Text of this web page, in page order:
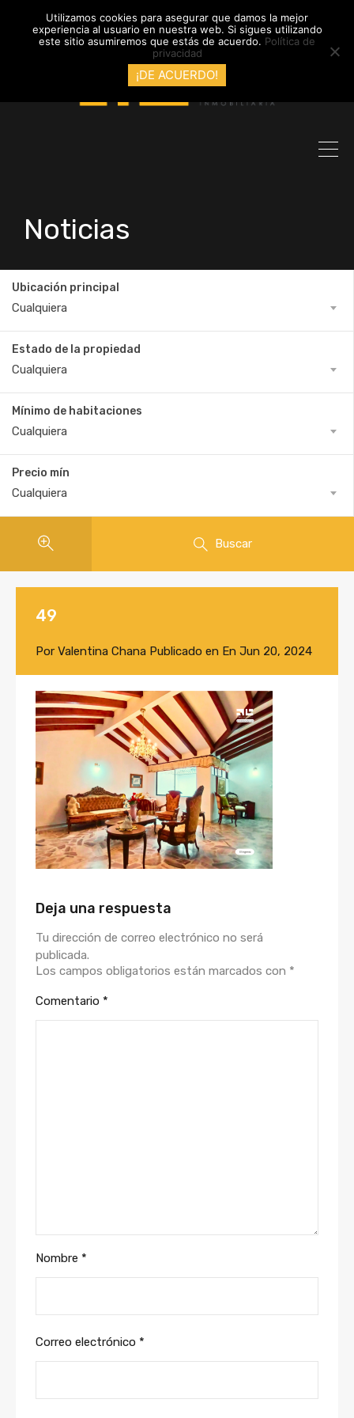
info@inmobiliariadyl.com
Noticias
Ubicación principal
Cualquiera
Estado de la propiedad
Cualquiera
Mínimo de habitaciones
Cualquiera
Precio mín
Cualquiera
Buscar
49
Por Valentina Chana Publicado en En Jun 20, 2024
Deja una respuesta
Tu dirección de correo electrónico no será
publicada.
Los campos obligatorios están marcados con *
Comentario *
Nombre *
Correo electrónico *
Utilizamos cookies para asegurar que damos la mejor
experiencia al usuario en nuestra web. Si sigues utilizando
este sitio asumiremos que estás de acuerdo. Política de
privacidad
¡DE ACUERDO!